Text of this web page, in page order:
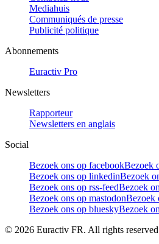
Mediahuis
Communiqués de presse
Publicité politique
Abonnements
Euractiv Pro
Newsletters
Rapporteur
Newsletters en anglais
Social
Bezoek ons op facebookBezoek
Bezoek ons op linkedinBezoek
Bezoek ons op rss-feedBezoek
Bezoek ons op mastodonBezoek
Bezoek ons op blueskyBezoek
© 2026 Euractiv FR. All rights